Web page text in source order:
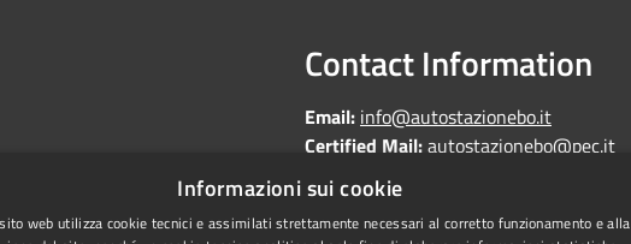
Contact Information
Email: info@autostazionebo.it
Certified Mail:autostazionebo@pec.it
Informazioni sui cookie
web utilizza cookie tecnici e assimilati strettamente necessari al corretto funzionamento e alla